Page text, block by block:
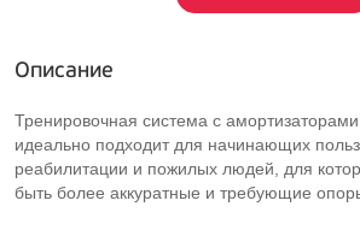
Описание
Тренировочная система с
идеально подходит для начинающих
реабилитации и пожилых людей, для
быть более аккуратные и требующие